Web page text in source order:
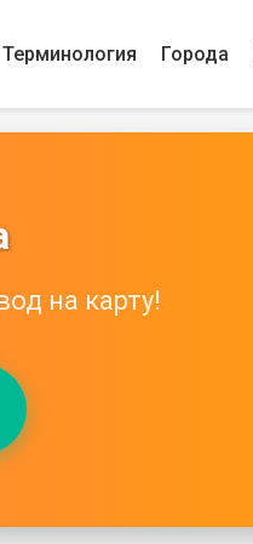
Терминология Города
на карту!